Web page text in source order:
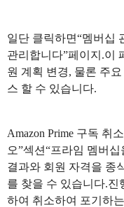
일단 클릭하면“멤버십
관리합니다”페이지.이
원 계획 변경, 물론 주
스 할 수 있습니다.
Amazon Prime 구독 취
오”섹션“프라임 멤버
결과와 회원 자격을 종
를 찾을 수 있습니다.진
하여 취소하여 포기하